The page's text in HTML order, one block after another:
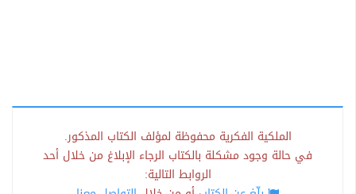
الملكية الفكرية محفوظة لمؤلف الكتاب المذكور.
في حالة وجود مشكلة بالكتاب الرجاء الإبلاغ من خلال أحد
الروابط التالية: